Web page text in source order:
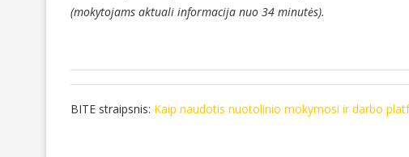
(mokytojams aktuali informacija nuo 34 minutės).
BITE straipsnis: Kaip naudotis nuotolinio mokymosi ir darbo